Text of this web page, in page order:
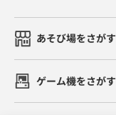
あそび場をさがす
ゲーム機をさがす